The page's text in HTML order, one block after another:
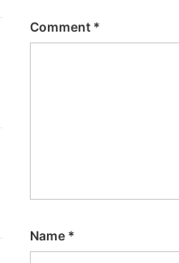
Comment *
Name *